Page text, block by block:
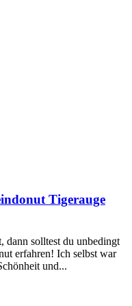
Tigerauge
dann solltest du unbedingt
erfahren! Ich selbst war
und...